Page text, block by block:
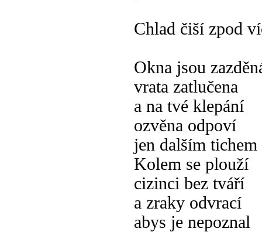
Chlad čiší zpod
Okna jsou
vrata zatlučena
a na tvé klepání
ozvěna odpoví
jen dalším tichem
Kolem se plouží
cizinci bez tváří
a zraky odvrací
abys je nepoznal